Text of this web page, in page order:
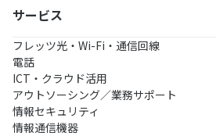
サービス
フレッツ光・Wi-Fi・通信回線
電話
ICT・クラウド活用
アウトソーシング／業務サポート
情報セキュリティ
情報通信機器